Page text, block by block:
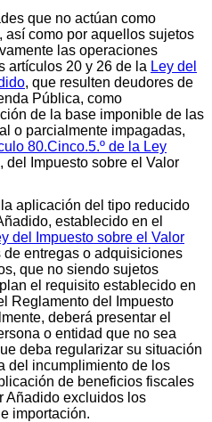
que no actúan como
como por aquellos sujetos
las operaciones
artículos 20 y 26 de la Ley del
, que resulten deudores de
Pública, como
de la base imponible de las
o parcialmente impagadas,
80.Cinco.5.º de la Ley
, del Impuesto sobre el Valor
aplicación del tipo reducido
establecido en el
del Impuesto sobre el Valor
de entregas o adquisiciones
que no siendo sujetos
el requisito establecido en
Reglamento del Impuesto
deberá presentar el
o entidad que no sea
deba regularizar su situación
del incumplimiento de los
de beneficios fiscales
Añadido excluidos los
importación.